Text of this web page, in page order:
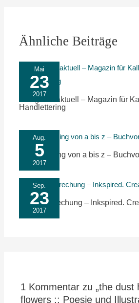
Ähnliche Beiträge
Mai
23
2017
Kalligrafie aktuell – Magazin für
Handlettering
Aug.
5
2017
Handlettering von a bis z –
Sep.
23
2017
Buchbesprechung – Inkspired.
1 Kommentar zu „the dust
flowers :: Poesie und